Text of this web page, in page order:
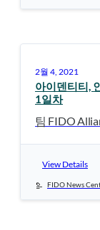
2월 4, 2021
아이덴티티,
1일차
팀 FIDO
View Details
FIDO News